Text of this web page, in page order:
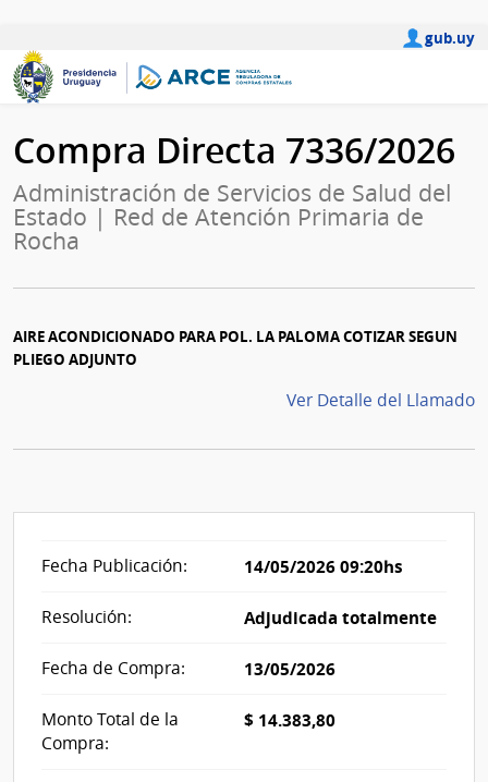
gub.uy
Compra Directa 7336/2026
Administración de Servicios de Salud del
Estado | Red de Atención Primaria de
Rocha
AIRE ACONDICIONADO PARA POL. LA PALOMA COTIZAR SEGUN
PLIEGO ADJUNTO
Ver Detalle del Llamado
Fecha Publicación: 14/05/2026 09:20hs
Resolución: Adjudicada totalmente
Fecha de Compra: 13/05/2026
Monto Total de la
Compra:
$ 14.383,80